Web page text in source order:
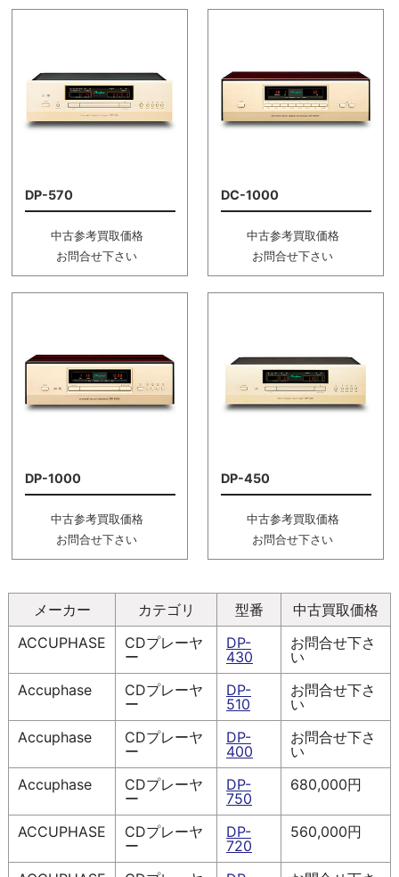
DP-570
中古参考買取価格
お問合せ下さい
DC-1000
中古参考買取価格
お問合せ下さい
DP-1000
中古参考買取価格
お問合せ下さい
DP-450
中古参考買取価格
お問合せ下さい
メーカー カテゴリ 型番
中古買取価格
ACCUPHASE
CDプレーヤ
ー
DP-
430
お問合せ下さ
い
Accuphase
CDプレーヤ
ー
DP-
510
お問合せ下さ
い
Accuphase
CDプレーヤ
ー
DP-
400
お問合せ下さ
い
Accuphase
CDプレーヤ
ー
DP-
750
680,000円
ACCUPHASE
CDプレーヤ
ー
DP-
720
560,000円